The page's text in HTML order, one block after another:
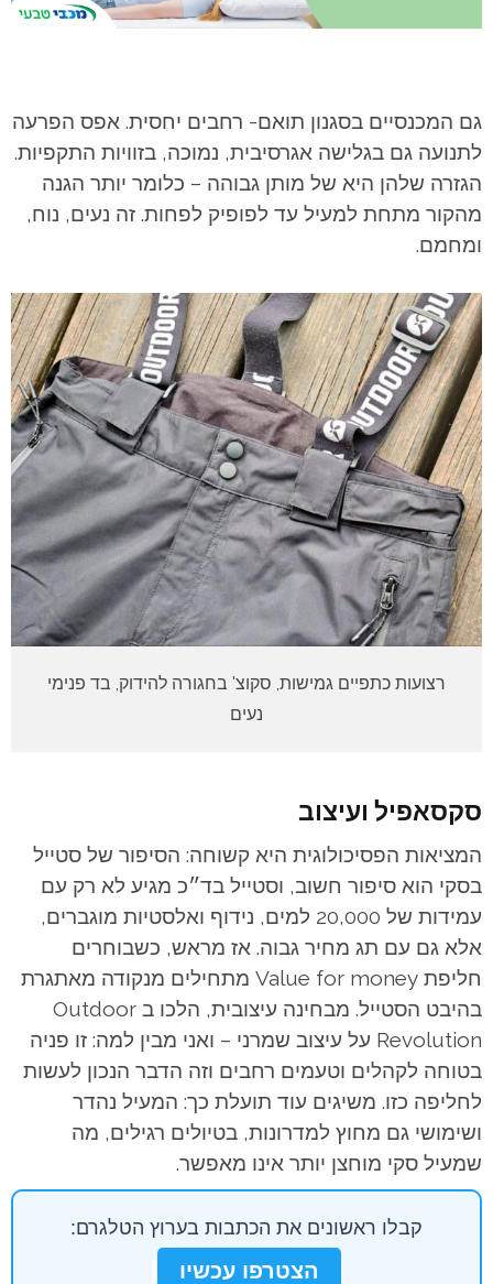
גם המכנסיים בסגנון תואם- רחבים יחסית. אפס הפרעה
לתנועה גם בגלישה אגרסיבית, נמוכה, בזוויות התקפיות.
הגזרה שלהן היא של מותן גבוהה – כלומר יותר הגנה
מהקור מתחת למעיל עד לפופיק לפחות. זה נעים, נוח,
ומחמם.
רצועות כתפיים גמישות, סקוצ' בחגורה להידוק, בד פנימי
נעים
סקסאפיל ועיצוב
המציאות הפסיכולוגית היא קשוחה: הסיפור של סטייל
בסקי הוא סיפור חשוב, וסטייל בד״כ מגיע לא רק עם
עמידות של 20,000 למים, נידוף ואלסטיות מוגברים,
אלא גם עם תג מחיר גבוה. אז מראש, כשבוחרים
חליפת Value for money מתחילים מנקודה מאתגרת
בהיבט הסטייל. מבחינה עיצובית, הלכו ב Outdoor
Revolution על עיצוב שמרני – ואני מבין למה: זו פניה
בטוחה לקהלים וטעמים רחבים וזה הדבר הנכון לעשות
לחליפה כזו. משיגים עוד תועלת כך: המעיל נהדר
ושימושי גם מחוץ למדרונות, בטיולים רגילים, מה
שמעיל סקי מוחצן יותר אינו מאפשר.
קבלו ראשונים את הכתבות בערוץ הטלגרם:
הצטרפו עכשיו